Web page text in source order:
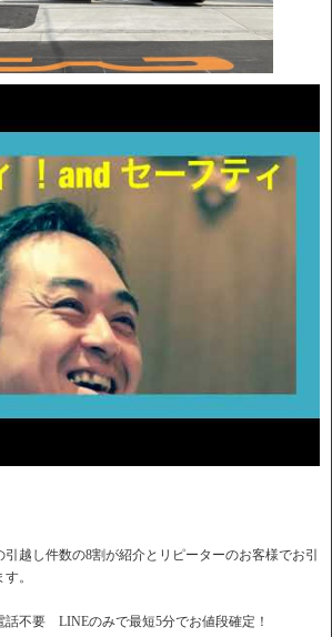
越し件数の8割が紹介とリピーターのお客様でお引
。
話不要 LINEのみで最短5分でお値段確定！